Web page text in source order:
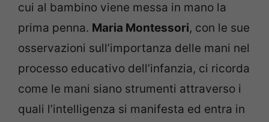
cui al bambino viene messa in mano la
prima penna. Maria Montessori, con le sue
osservazioni sull’importanza delle mani nel
processo educativo dell’infanzia, ci ricorda
come le mani siano strumenti attraverso i
quali l’intelligenza si manifesta ed entra in